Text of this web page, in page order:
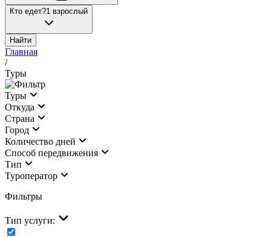
Кто едет?1 взрослый
Найти
Главная
/
Туры
Туры
Откуда
Страна
Город
Количество дней
Cпособ передвижения
Тип
Туроператор
Фильтры
Тип услуги: